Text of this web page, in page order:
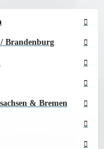
Brandenburg
& Bremen